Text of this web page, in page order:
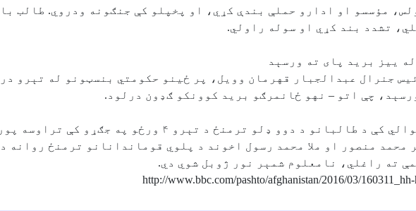
مؤسسو او ادارو حملې بندې کړي، او پخپلو کې جنګونه ودروي. طالب
تشدد بند کړي او سوله راولي.
ییز برید پای ته ورسېد
جنرال عبدالجبار قهرمان وویل، پر ځینو حکومتي بنسټونو له تېرو
چې اتو – نهو ځانمرګو برید کوونکو ګډون درلود.
ډلو ترمنځ د تېرو ۴ ورځو په جګړو کې تراوسه پوري لږترلږه ۲۰۰ تنه وژل شوي دي.
محمد منصور او ملا محمد رسول اخوند د پلوي قوماندانانو ترمنځ روانه
ته راغلي، نامعلوم شمېر نور ژوبل شوي دي.
http://www.bbc.com/pashto/afghanistan/2016/03/